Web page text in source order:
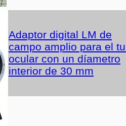
Adaptor digital LM de
campo amplio para el
ocular con un díametro
interior de 30 mm